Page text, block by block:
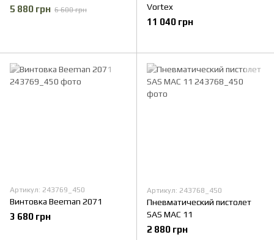
5 880 грн 6 600 грн
Vortex
11 040 грн
Артикул: 243769_450
Винтовка Beeman 2071
3 680 грн
Артикул: 243768_450
Пневматический пистолет
SAS MAC 11
2 880 грн